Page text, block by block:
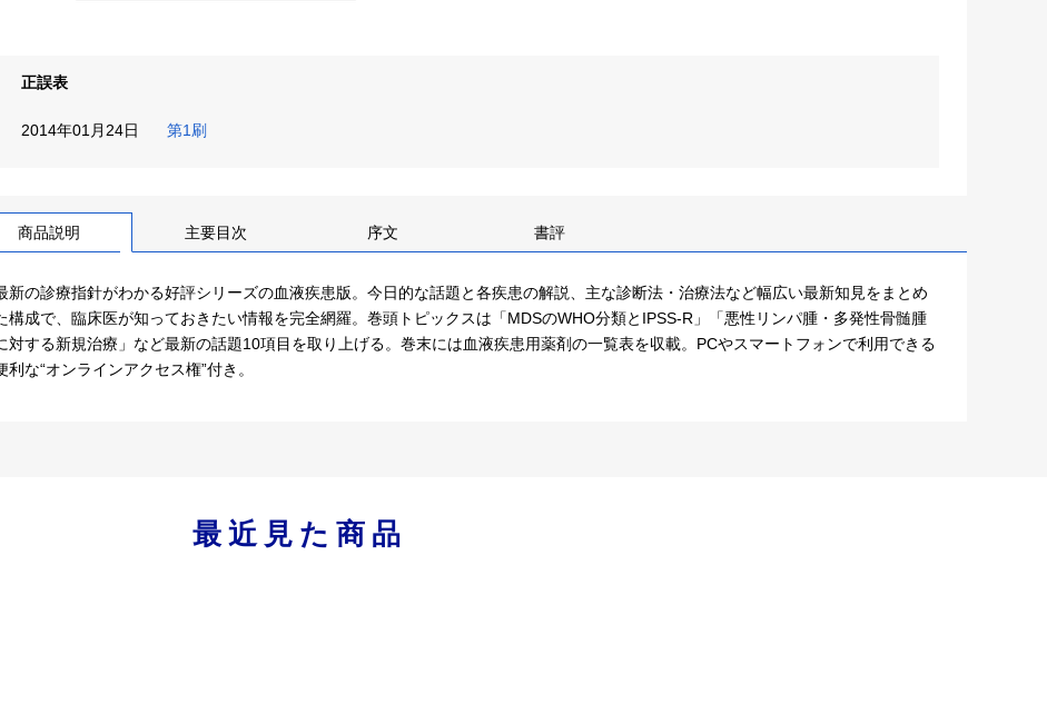
正誤表
2014年01月24日 第1刷
商品説明 主要目次 序文 書評
新の診療指針がわかる好評シリーズの血液疾患版。今日的な話題と各疾患の解説、主な診断法・治療法など幅広い最新知見をまとめ
構成で、臨床医が知っておきたい情報を完全網羅。巻頭トピックスは「MDSのWHO分類とIPSS-R」「悪性リンパ腫・多発性骨髄腫
対する新規治療」など最新の話題10項目を取り上げる。巻末には血液疾患用薬剤の一覧表を収載。PCやスマートフォンで利用できる
利な“オンラインアクセス権”付き。
最近見た商品